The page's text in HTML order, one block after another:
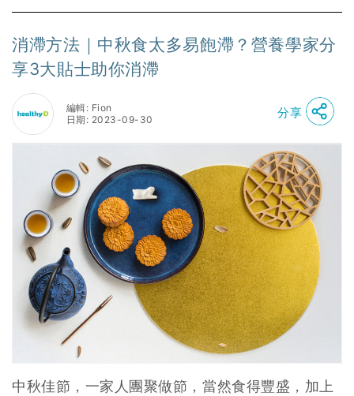
消滯方法｜中秋食太多易飽滯？營養學家分
享3大貼士助你消滯
編輯: Fion
日期: 2023-09-30
分享
中秋佳節，一家人團聚做節，當然食得豐盛，加上